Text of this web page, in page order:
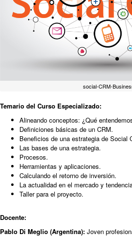
social-CRM-
Temario del Curso Especializado:
Alineando conceptos: ¿Qué
Definiciones básicas de un CRM.
Beneficios de una estrategia de Social
Las bases de una estrategia.
Procesos.
Herramientas y aplicaciones.
Calculando el retorno de inversión.
La actualidad en el mercado y
Taller para el proyecto.
Docente:
Pablo Di Meglio (Argentina): Joven